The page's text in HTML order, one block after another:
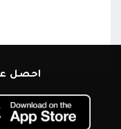
احصل